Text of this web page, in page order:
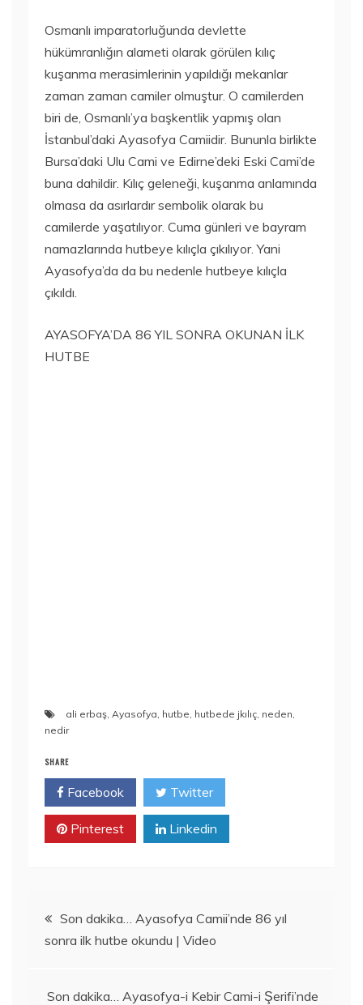
Osmanlı imparatorluğunda devlette
hükümranlığın alameti olarak görülen kılıç
kuşanma merasimlerinin yapıldığı mekanlar
zaman zaman camiler olmuştur. O camilerden
biri de, Osmanlı’ya başkentlik yapmış olan
İstanbul’daki Ayasofya Camiidir. Bununla birlikte
Bursa’daki Ulu Cami ve Edirne’deki Eski Cami’de
buna dahildir. Kılıç geleneği, kuşanma anlamında
olmasa da asırlardır sembolik olarak bu
camilerde yaşatılıyor. Cuma günleri ve bayram
namazlarında hutbeye kılıçla çıkılıyor. Yani
Ayasofya’da da bu nedenle hutbeye kılıçla
çıkıldı.
AYASOFYA’DA 86 YIL SONRA OKUNAN İLK
HUTBE
ali erbaş, Ayasofya, hutbe, hutbede jkılıç, neden,
nedir
SHARE
Facebook Twitter
Pinterest Linkedin
Yazı
gezinmesi
Son dakika… Ayasofya Camii’nde 86 yıl
sonra ilk hutbe okundu | Video
Son dakika… Ayasofya-i Kebir Cami-i Şerifi’nde